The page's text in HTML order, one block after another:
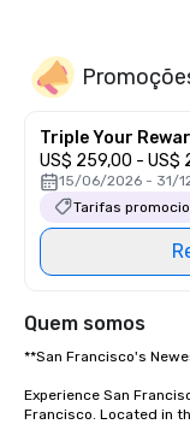
Triple Your
US$ 259,00 - US$
15/06/2026 - 31/
Tarifas
Quem somos
**San Francisco's
Experience San
Francisco. Located in